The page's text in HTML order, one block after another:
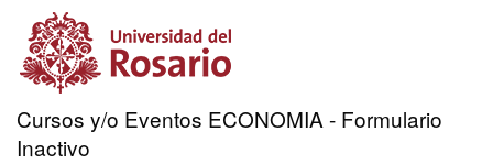
Cursos y/o Eventos ECONOMIA - Formulario
Inactivo